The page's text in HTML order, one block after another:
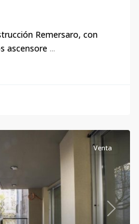
Remersaro, con
ascensore ...
Next
Venta